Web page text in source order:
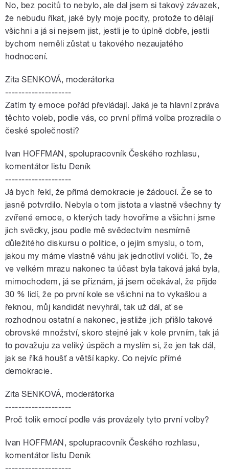
No, bez pocitů to nebylo, ale dal jsem si takový závazek,
že nebudu říkat, jaké byly moje pocity, protože to dělají
všichni a já si nejsem jist, jestli je to úplně dobře, jestli
bychom neměli zůstat u takového nezaujatého
hodnocení.
Zita SENKOVÁ, moderátorka
--------------------
Zatím ty emoce pořád převládají. Jaká je ta hlavní zpráva
těchto voleb, podle vás, co první přímá volba prozradila o
české společnosti?
Ivan HOFFMAN, spolupracovník Českého rozhlasu,
komentátor listu Deník
--------------------
Já bych řekl, že přímá demokracie je žádoucí. Že se to
jasně potvrdilo. Nebyla o tom jistota a vlastně všechny ty
zvířené emoce, o kterých tady hovoříme a všichni jsme
jich svědky, jsou podle mě svědectvím nesmírně
důležitého diskursu o politice, o jejím smyslu, o tom,
jakou my máme vlastně váhu jak jednotliví voliči. To, že
ve velkém mrazu nakonec ta účast byla taková jaká byla,
mimochodem, já se přiznám, já jsem očekával, že přijde
30 % lidí, že po první kole se všichni na to vykašlou a
řeknou, můj kandidát nevyhrál, tak už dál, ať se
rozhodnou ostatní a nakonec, jestliže jich přišlo takové
obrovské množství, skoro stejné jak v kole prvním, tak já
to považuju za veliký úspěch a myslím si, že jen tak dál,
jak se říká houšť a větší kapky. Co nejvíc přímé
demokracie.
Zita SENKOVÁ, moderátorka
--------------------
Proč tolik emocí podle vás provázely tyto první volby?
Ivan HOFFMAN, spolupracovník Českého rozhlasu,
komentátor listu Deník